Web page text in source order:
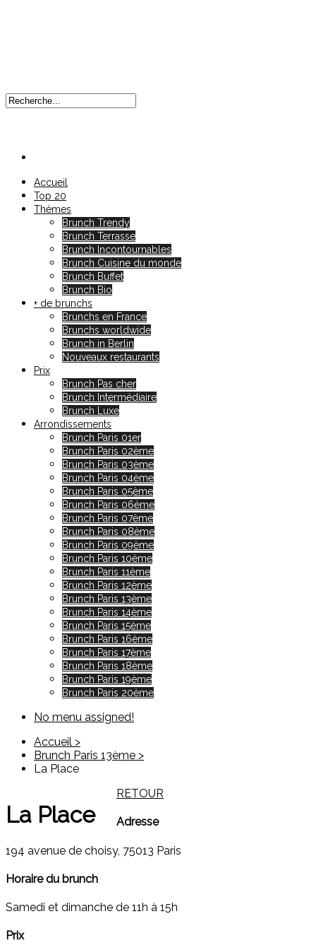
Accueil
Top 20
Thèmes
Brunch Trendy
Brunch Terrasse
Brunch Incontournables
Brunch Cuisine du monde
Brunch Buffet
Brunch Bio
+ de brunchs
Brunchs en France
Brunchs worldwide
Brunch in Berlin
Nouveaux restaurants
Prix
Brunch Pas cher
Brunch Intermédiaire
Brunch Luxe
Arrondissements
Brunch Paris 01er
Brunch Paris 02ème
Brunch Paris 03ème
Brunch Paris 04ème
Brunch Paris 05ème
Brunch Paris 06ème
Brunch Paris 07ème
Brunch Paris 08ème
Brunch Paris 09ème
Brunch Paris 10ème
Brunch Paris 11ème
Brunch Paris 12ème
Brunch Paris 13ème
Brunch Paris 14ème
Brunch Paris 15ème
Brunch Paris 16ème
Brunch Paris 17ème
Brunch Paris 18ème
Brunch Paris 19ème
Brunch Paris 20ème
No menu assigned!
Accueil >
Brunch Paris 13ème >
La Place
La Place
RETOUR
Adresse
194 avenue de choisy, 75013 Paris
Horaire du brunch
Samedi et dimanche de 11h à 15h
Prix